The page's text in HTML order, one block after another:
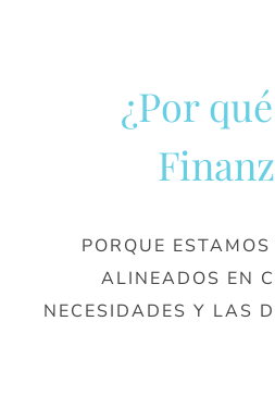
¿Por
PORQUE
ALINEADOS EN
NECESIDADES Y LAS